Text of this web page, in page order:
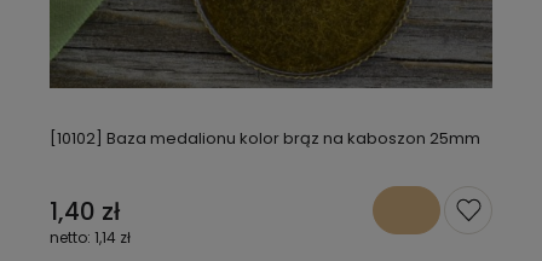
[10102] Baza medalionu kolor brąz na kaboszon 25mm
1,40 zł
1,14 zł